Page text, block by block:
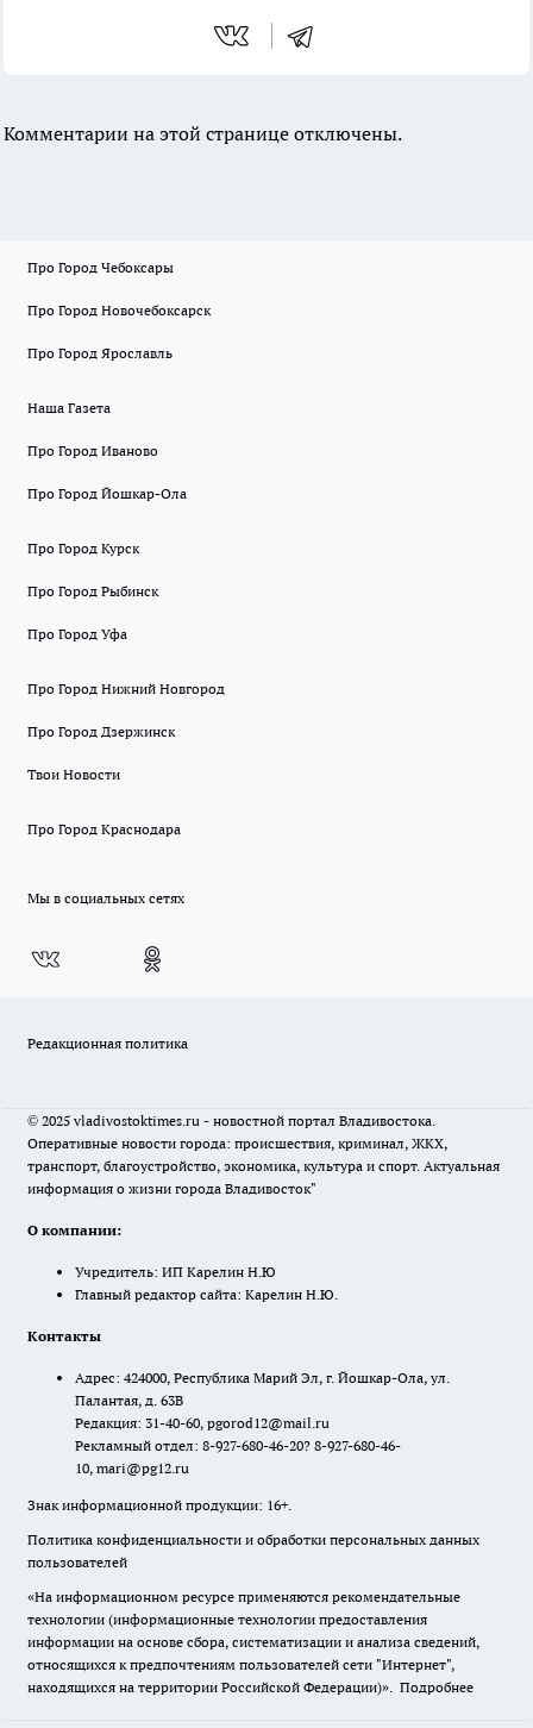
Комментарии на этой странице отключены.
Про Город Чебоксары
Про Город Новочебоксарск
Про Город Ярославль
Наша Газета
Про Город Иваново
Про Город Йошкар-Ола
Про Город Курск
Про Город Рыбинск
Про Город Уфа
Про Город Нижний Новгород
Про Город Дзержинск
Твои Новости
Про Город Краснодара
Мы в социальных сетях
Редакционная политика
© 2025 vladivostoktimes.ru - новостной портал Владивостока.
Оперативные новости города: происшествия, криминал, ЖКХ,
транспорт, благоустройство, экономика, культура и спорт. Актуальная
информация о жизни города Владивосток"
О компании:
Учредитель: ИП Карелин Н.Ю
Главный редактор сайта: Карелин Н.Ю.
Контакты
Адрес: 424000, Республика Марий Эл, г. Йошкар-Ола, ул.
Палантая, д. 63В
Редакция: 31-40-60, pgorod12@mail.ru
Рекламный отдел: 8-927-680-46-20? 8-927-680-46-
10, mari@pg12.ru
Знак информационной продукции: 16+.
Политика конфиденциальности и обработки персональных данных
пользователей
«На информационном ресурсе применяются рекомендательные
технологии (информационные технологии предоставления
информации на основе сбора, систематизации и анализа сведений,
относящихся к предпочтениям пользователей сети "Интернет",
находящихся на территории Российской Федерации)». Подробнее